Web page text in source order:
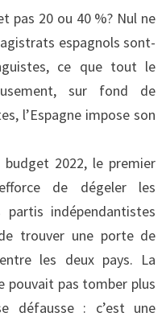
pas 20 ou 40 %? Nul ne
espagnols sont-
ce que tout le
sur fond de
l’Espagne impose son
2022, le premier
de dégeler les
indépendantistes
trouver une porte de
les deux pays. La
pouvait pas tomber plus
défausse : c’est une